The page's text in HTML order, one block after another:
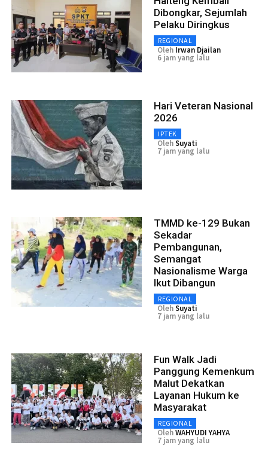
Dibongkar, Sejumlah
Pelaku Diringkus
REGIONAL
Oleh Irwan Djailan
6 jam yang lalu
Hari Veteran Nasional
2026
IPTEK
OlehSuyati
7 jam yang lalu
TMMD ke-129 Bukan
Sekadar
Pembangunan,
Semangat
Nasionalisme Warga
Ikut Dibangun
REGIONAL
OlehSuyati
7 jam yang lalu
Fun Walk Jadi
Panggung Kemenkum
Malut Dekatkan
Layanan Hukum ke
Masyarakat
REGIONAL
OlehWAHYUDI YAHYA
7 jam yang lalu